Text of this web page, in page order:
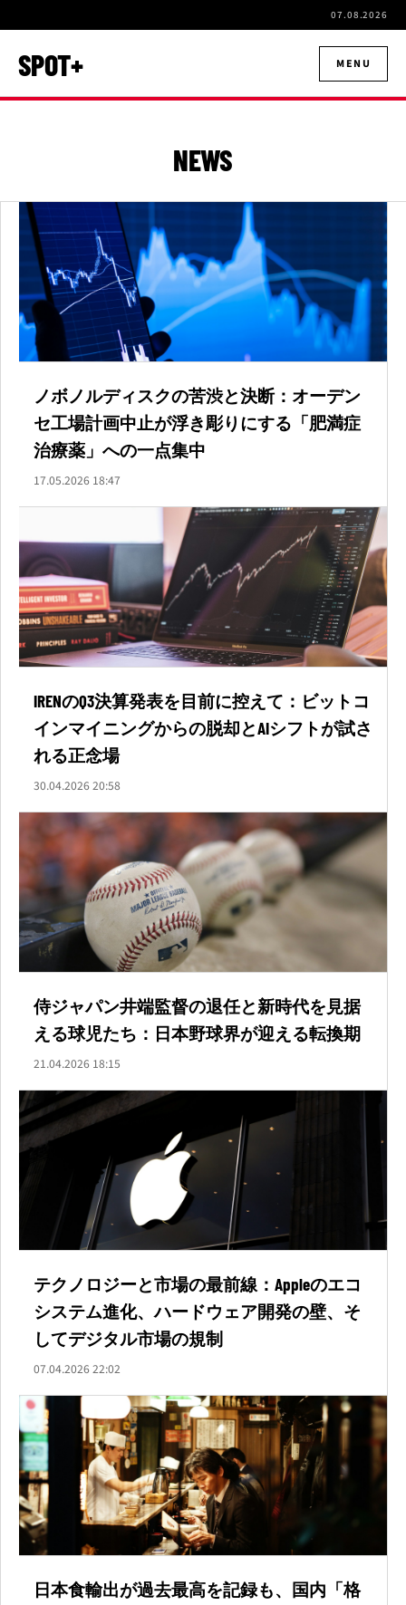
07.08.2026
SPOT+ MENU
NEWS
ノボノルディスクの苦渋と決断：オーデン
セ工場計画中止が浮き彫りにする「肥満症
治療薬」への一点集中
17.05.2026 18:47
IRENのQ3決算発表を目前に控えて：ビットコ
インマイニングからの脱却とAIシフトが試さ
れる正念場
30.04.2026 20:58
侍ジャパン井端監督の退任と新時代を見据
える球児たち：日本野球界が迎える転換期
21.04.2026 18:15
テクノロジーと市場の最前線：Appleのエコ
システム進化、ハードウェア開発の壁、そ
してデジタル市場の規制
07.04.2026 22:02
日本食輸出が過去最高を記録も、国内「格